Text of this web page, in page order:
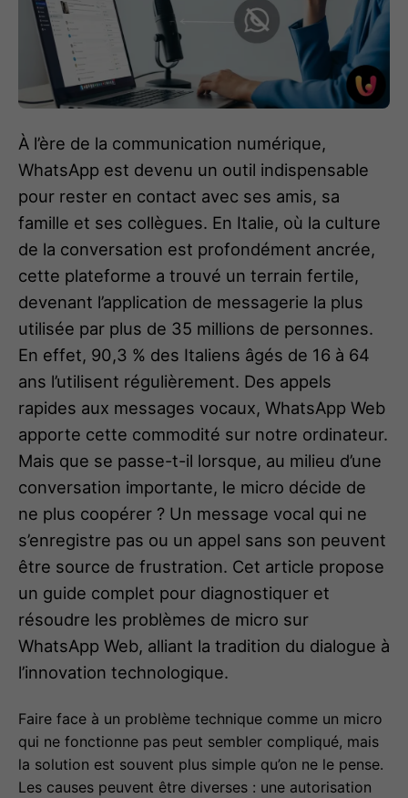
À l’ère de la communication numérique,
WhatsApp est devenu un outil indispensable
pour rester en contact avec ses amis, sa
famille et ses collègues. En Italie, où la culture
de la conversation est profondément ancrée,
cette plateforme a trouvé un terrain fertile,
devenant l’application de messagerie la plus
utilisée par plus de 35 millions de personnes.
En effet, 90,3 % des Italiens âgés de 16 à 64
ans l’utilisent régulièrement. Des appels
rapides aux messages vocaux, WhatsApp Web
apporte cette commodité sur notre ordinateur.
Mais que se passe-t-il lorsque, au milieu d’une
conversation importante, le micro décide de
ne plus coopérer ? Un message vocal qui ne
s’enregistre pas ou un appel sans son peuvent
être source de frustration. Cet article propose
un guide complet pour diagnostiquer et
résoudre les problèmes de micro sur
WhatsApp Web, alliant la tradition du dialogue à
l’innovation technologique.
Faire face à un problème technique comme un micro
qui ne fonctionne pas peut sembler compliqué, mais
la solution est souvent plus simple qu’on ne le pense.
Les causes peuvent être diverses : une autorisation